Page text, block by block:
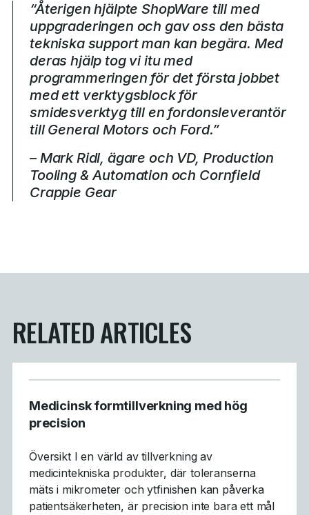
“Återigen hjälpte ShopWare till med
uppgraderingen och gav oss den bästa
tekniska support man kan begära. Med
deras hjälp tog vi itu med
programmeringen för det första jobbet
med ett verktygsblock för
smidesverktyg till en fordonsleverantör
till General Motors och Ford.”
– Mark Ridl, ägare och VD, Production
Tooling & Automation och Cornfield
Crappie Gear
RELATED ARTICLES
Medicinsk formtillverkning med hög
precision
Översikt I en värld av tillverkning av
medicintekniska produkter, där toleranserna
mäts i mikrometer och ytfinishen kan påverka
patientsäkerheten, är precision inte bara ett mål